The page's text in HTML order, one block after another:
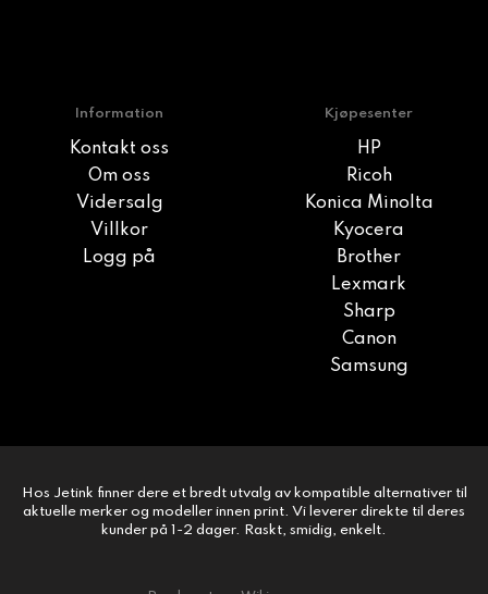
Information
Kontakt oss
Om oss
Vidersalg
Villkor
Logg på
Kjøpesenter
HP
Ricoh
Konica Minolta
Kyocera
Brother
Lexmark
Sharp
Canon
Samsung
Hos Jetink finner dere et bredt utvalg av kompatible alternativer til
aktuelle merker og modeller innen print. Vi leverer direkte til deres
kunder på 1-2 dager. Raskt, smidig, enkelt.